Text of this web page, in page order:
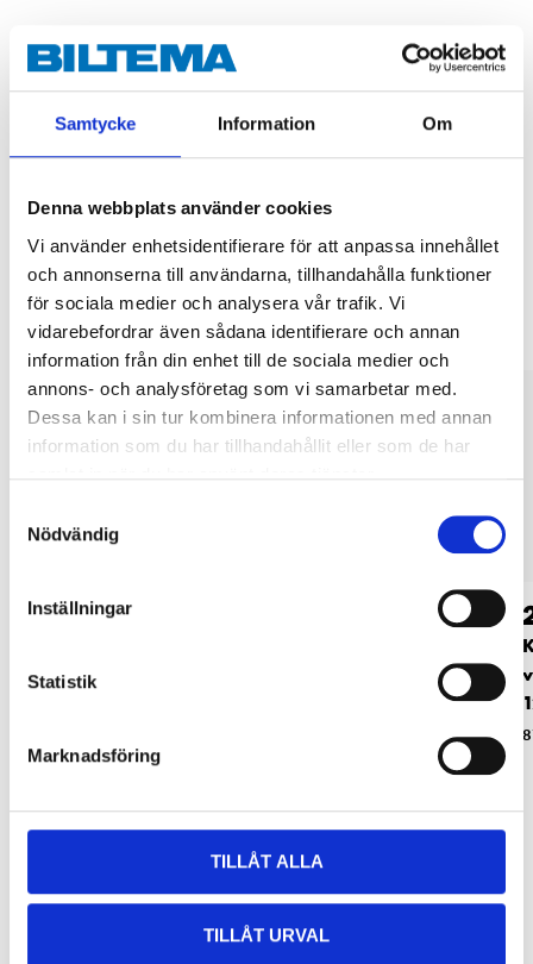
Samtycke Information Om
Denna webbplats använder cookies
Vi använder enhetsidentifierare för att anpassa innehållet
och annonserna till användarna, tillhandahålla funktioner
för sociala medier och analysera vår trafik. Vi
vidarebefordrar även sådana identifierare och annan
information från din enhet till de sociala medier och
annons- och analysföretag som vi samarbetar med.
Dessa kan i sin tur kombinera informationen med annan
information som du har tillhandahållit eller som de har
Nödvändig
Inställningar
Statistik
Marknadsföring
TILLÅT ALLA
TILLÅT URVAL
Köp & Hämta
Köp & Hämta i ditt varuhus inom 2 timmar! För mer information om
Andra kunder köpte också
4690
rostfri, ∅127–146
rostfri, ∅95–115 mm,
Relaterade produkter